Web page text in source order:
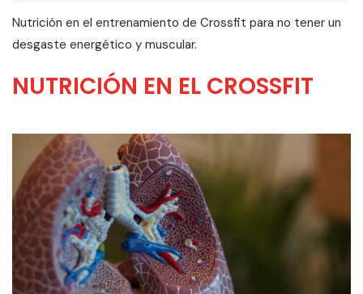
Nutrición en el entrenamiento de Crossfit para no tener un
desgaste energético y muscular.
NUTRICIÓN EN EL CROSSFIT